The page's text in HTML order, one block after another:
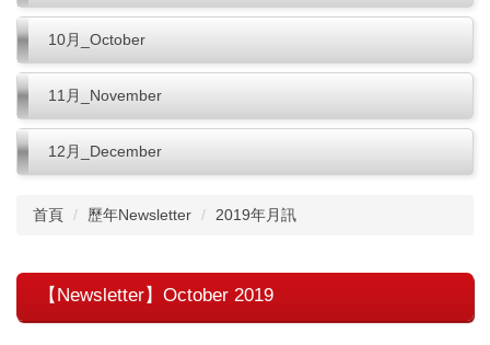
10月_October
11月_November
12月_December
首頁 歷年Newsletter 2019年月訊
【Newsletter】October 2019